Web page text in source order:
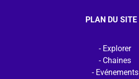
PLAN DU SITE
Explorer
Chaines
Evénements